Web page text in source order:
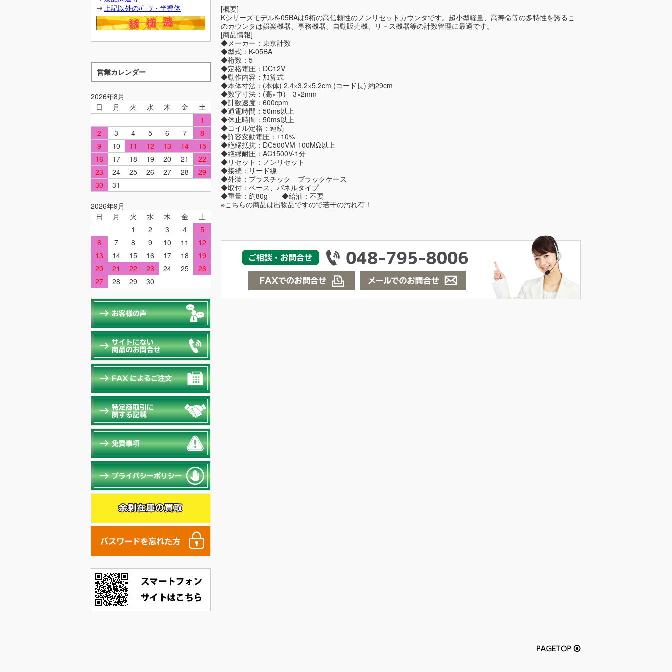
上記以外のﾊﾟｰﾂ・半導体
営業カレンダー
2026年8月
日
月 火 水 木 金
土
1
2
3 4 5 6 7
8
9
10 11 12 13 14
15
16
17 18 19 20 21
22
23
24 25 26 27 28
29
30
31
2026年9月
日
月 火 水 木 金
土
1
2 3 4
5
6
7 8 9 10 11
12
13
14 15 16 17 18
19
20
21 22 23 24 25
26
27
28 29 30
[概要]
KシリーズモデルK-05BAは5桁の高信頼性のノンリセットカウンタです。超小型軽量、高寿命等の多特性を誇るこ
のカウンタは娯楽機器、事務機器、自動販売機、リ－ス機器等の計数管理に最適です。
[商品情報]
◆メーカー：東京計数
◆型式：K-05BA
◆桁数：5
◆定格電圧：DC12V
◆動作内容：加算式
◆本体寸法：(本体) 2.4×3.2×5.2cm (コード長) 約29cm
◆数字寸法：(高×巾) 3×2mm
◆計数速度：600cpm
◆通電時間：50ms以上
◆休止時間：50ms以上
◆コイル定格：連続
◆許容変動電圧：±10%
◆絶縁抵抗：DC500VM-100MΩ以上
◆絶縁耐圧：AC1500V-1分
◆リセット：ノンリセット
◆接続：リード線
◆外装：プラスチック ブラックケース
◆取付：ベース、パネルタイプ
◆重量：約80g ◆給油：不要
※こちらの商品は出物品ですので若干の汚れ有！